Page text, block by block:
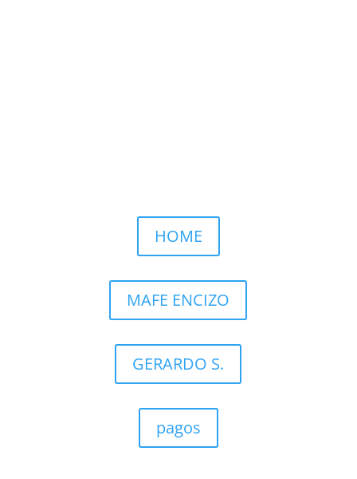
HOME
MAFE ENCIZO
GERARDO S.
pagos